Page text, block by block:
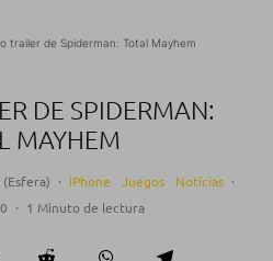
trailer de Spiderman: Total Mayhem
DE SPIDERMAN:
MAYHEM
· iPhone Juegos Noticias ·
· 1 Minuto de lectura